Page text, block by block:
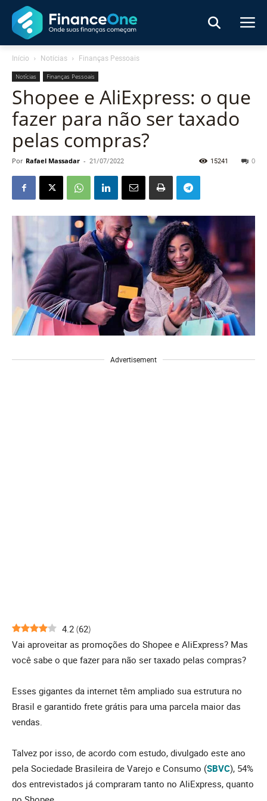
Início Notícias Finanças Pessoais
Notícias Finanças Pessoais
Shopee e AliExpress: o que
fazer para não ser taxado
pelas compras?
Por Rafael Massadar - 21/07/2022 0
15241
Advertisement
4.2 (62)
Vai aproveitar as promoções do Shopee e AliExpress? Mas
você sabe o que fazer para não ser taxado pelas compras?
Esses gigantes da internet têm ampliado sua estrutura no
Brasil e garantido frete grátis para uma parcela maior das
vendas.
Talvez por isso, de acordo com estudo, divulgado este ano
pela Sociedade Brasileira de Varejo e Consumo (SBVC), 54%
dos entrevistados já compraram tanto no AliExpress, quanto